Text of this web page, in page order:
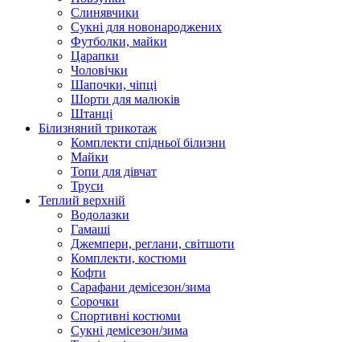
Слинявчики
Сукні для новонароджених
Футболки, майки
Царапки
Чоловічки
Шапочки, чіпці
Шорти для малюків
Штанці
Білизняний трикотаж
Комплекти спідньої білизни
Майки
Топи для дівчат
Труси
Теплий верхній
Водолазки
Гамаші
Джемпери, реглани, світшоти
Комплекти, костюми
Кофти
Сарафани демісезон/зима
Сорочки
Спортивні костюми
Сукні демісезон/зима